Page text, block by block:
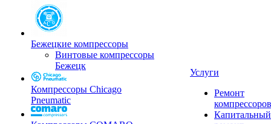
Бежецкие компрессоры
Винтовые компрессоры
Бежецк
Компрессоры Chicago
Pneumatic
Услуги
Ремонт
компрессоров
Капитальный